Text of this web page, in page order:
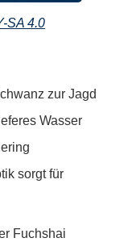
SA 4.0
zur Jagd
Wasser
sorgt für
Fuchshai